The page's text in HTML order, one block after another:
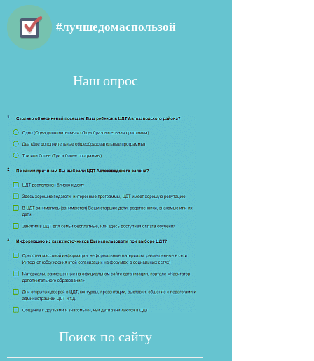
#лучшедомаспользой
Наш опрос
Поиск по сайту